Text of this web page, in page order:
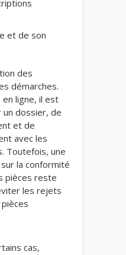
et de son
des
démarches.
ligne, il est
dossier, de
et de
avec les
Toutefois, une
la conformité
pièces reste
les rejets
cas,